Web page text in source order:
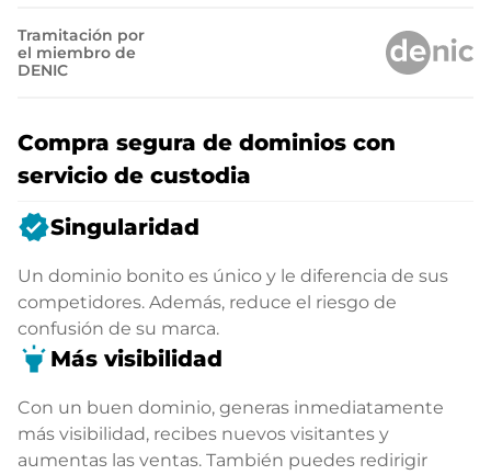
Tramitación por
el miembro de
DENIC
Compra segura de dominios con
servicio de custodia
verifiedSingularidad
Un dominio bonito es único y le diferencia de sus
competidores. Además, reduce el riesgo de
confusión de su marca.
highlight Más visibilidad
Con un buen dominio, generas inmediatamente
más visibilidad, recibes nuevos visitantes y
aumentas las ventas. También puedes redirigir